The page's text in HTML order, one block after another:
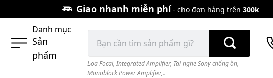
Giao nhanh miễn phí- cho đơn hàng trên 300k
Danh mục
Sản
phẩm
kiếm:
Loa Focal, Integrated Amplifier, Tai nghe Sony chống ồn,
Monoblock Power Amplifier,..